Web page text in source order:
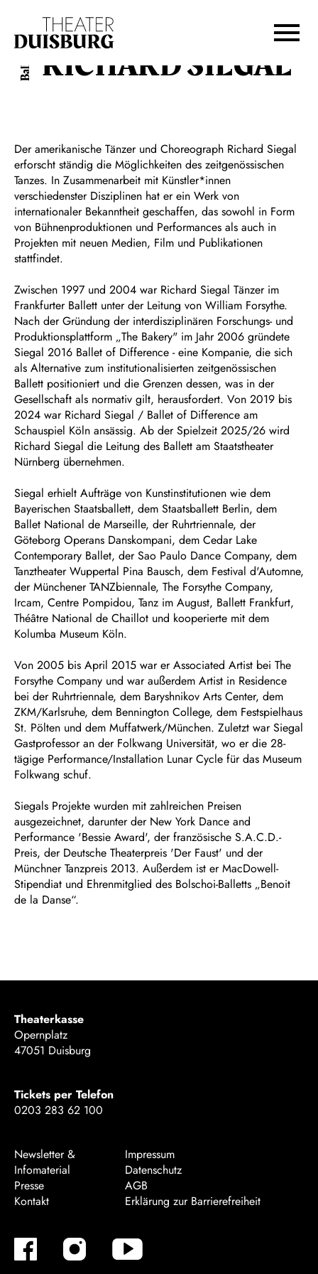
Zur Hauptnavigation springen
Zum Footer springen
Ballett RICHARD SIEGAL
Der amerikanische Tänzer und Choreograph Richard Siegal
erforscht ständig die Möglichkeiten des zeitgenössischen
Tanzes. In Zusammenarbeit mit Künstler*innen
verschiedenster Disziplinen hat er ein Werk von
internationaler Bekanntheit geschaffen, das sowohl in Form
von Bühnenproduktionen und Performances als auch in
Projekten mit neuen Medien, Film und Publikationen
stattfindet.
Zwischen 1997 und 2004 war Richard Siegal Tänzer im
Frankfurter Ballett unter der Leitung von William Forsythe.
Nach der Gründung der interdisziplinären Forschungs- und
Produktionsplattform „The Bakery" im Jahr 2006 gründete
Siegal 2016 Ballet of Difference - eine Kompanie, die sich
als Alternative zum institutionalisierten zeitgenössischen
Ballett positioniert und die Grenzen dessen, was in der
Gesellschaft als normativ gilt, herausfordert. Von 2019 bis
2024 war Richard Siegal / Ballet of Difference am
Schauspiel Köln ansässig. Ab der Spielzeit 2025/26 wird
Richard Siegal die Leitung des Ballett am Staatstheater
Nürnberg übernehmen.
Siegal erhielt Aufträge von Kunstinstitutionen wie dem
Bayerischen Staatsballett, dem Staatsballett Berlin, dem
Ballet National de Marseille, der Ruhrtriennale, der
Göteborg Operans Danskompani, dem Cedar Lake
Contemporary Ballet, der Sao Paulo Dance Company, dem
Tanztheater Wuppertal Pina Bausch, dem Festival d'Automne,
der Münchener TANZbiennale, The Forsythe Company,
Ircam, Centre Pompidou, Tanz im August, Ballett Frankfurt,
Théâtre National de Chaillot und kooperierte mit dem
Kolumba Museum Köln.
Von 2005 bis April 2015 war er Associated Artist bei The
Forsythe Company und war außerdem Artist in Residence
bei der Ruhrtriennale, dem Baryshnikov Arts Center, dem
ZKM/Karlsruhe, dem Bennington College, dem Festspielhaus
St. Pölten und dem Muffatwerk/München. Zuletzt war Siegal
Gastprofessor an der Folkwang Universität, wo er die 28-
tägige Performance/Installation Lunar Cycle für das Museum
Folkwang schuf.
Siegals Projekte wurden mit zahlreichen Preisen
ausgezeichnet, darunter der New York Dance and
Performance 'Bessie Award', der französische S.A.C.D.-
Preis, der Deutsche Theaterpreis 'Der Faust' und der
Münchner Tanzpreis 2013. Außerdem ist er MacDowell-
Stipendiat und Ehrenmitglied des Bolschoi-Balletts „Benoit
de la Danse“.
Theaterkasse
Opernplatz
47051 Duisburg
Tickets per Telefon
0203 283 62 100
Newsletter &
Infomaterial
Presse
Kontakt
Impressum
Datenschutz
AGB
Erklärung zur Barrierefreiheit